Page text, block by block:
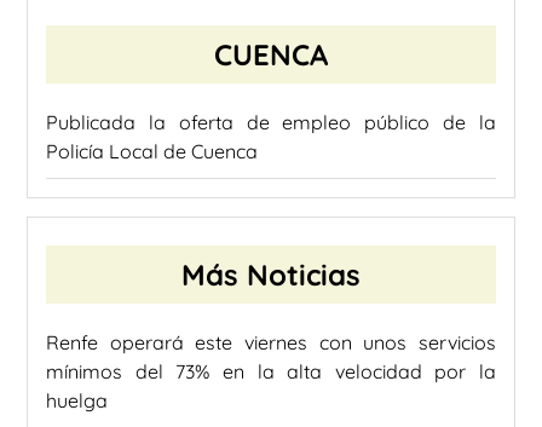
CUENCA
Publicada la oferta de empleo público de la
Policía Local de Cuenca
Más Noticias
Renfe operará este viernes con unos servicios
mínimos del 73% en la alta velocidad por la
huelga